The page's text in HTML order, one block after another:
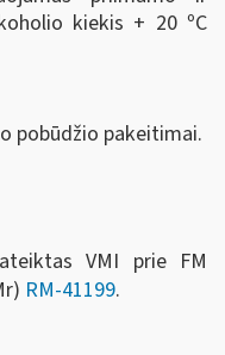
kiekis + 20 ºC
pobūdžio pakeitimai.
VMI prie FM
RM-41199.